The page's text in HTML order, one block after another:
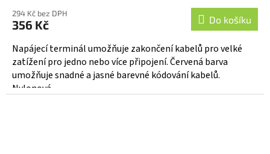
produktu
je
4,4
z
5
hvězdiček.
294 Kč bez DPH
356 Kč Do košíku
Napájecí terminál umožňuje zakončení kabelů pro velké
zatížení pro jedno nebo více připojení. Červená barva
umožňuje snadné a jasné barevné kódování kabelů.
Nylonová...